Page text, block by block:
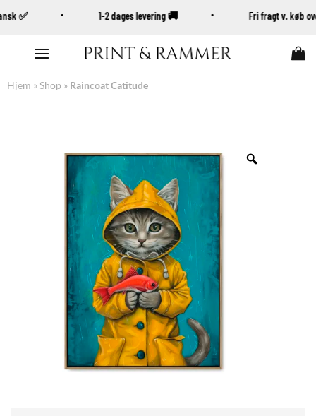
✅ 1-2 dages levering 🚚 Fri fragt v. køb
indhold
Hjem »Shop » Raincoat Catitude